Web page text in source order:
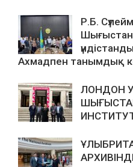
Р.Б.
Ахмадпен танымдық
ЛОНДОН